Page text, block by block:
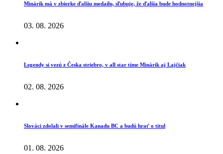
Minárik má v zbierke ďalšiu medailu, sľubuje, že ďalšia bude hodnotnejšia
03. 08. 2026
Legendy si vezú z Česka striebro, v all star tíme Minárik aj Lajčiak
02. 08. 2026
Slováci zdolali v semifinále Kanadu BC a budú hrať o titul
01. 08. 2026